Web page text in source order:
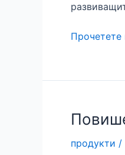
с
от
цирконий
от
Прочетете
продукти /